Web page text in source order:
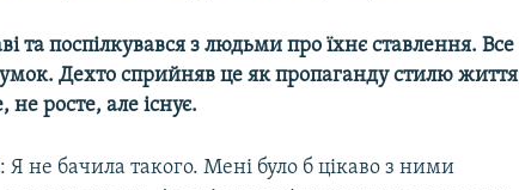
та поспілкувався з людьми про їхнє ставлення. Все
Дехто сприйняв це як пропаганду стилю життя
росте, але існує.
: Я не бачила такого. Мені було б цікаво з ними